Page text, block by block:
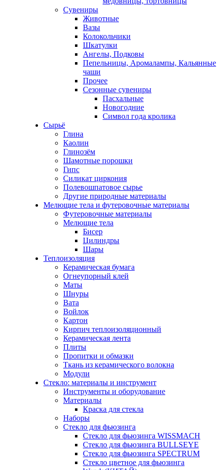
Сувениры
Животные
Вазы
Колокольчики
Шкатулки
Ангелы, Подковы
Пепельницы, Аромалампы, Кальянные
чаши
Прочее
Сезонные сувениры
Пасхальные
Новогодние
Символ года кролика
Сырьё
Глина
Каолин
Глинозём
Шамотные порошки
Гипс
Силикат циркония
Полевошпатовое сырье
Другие природные материалы
Мелющие тела и футеровочные материалы
Футеровочные материалы
Мелющие тела
Бисер
Цилиндры
Шары
Теплоизоляция
Керамическая бумага
Огнеупорный клей
Маты
Шнуры
Вата
Войлок
Картон
Кирпич теплоизоляционный
Керамическая лента
Плиты
Пропитки и обмазки
Ткань из керамического волокна
Модули
Стекло: материалы и инструмент
Инструменты и оборудование
Материалы
Краска для стекла
Наборы
Стекло для фьюзинга
Стекло для фьюзинга WISSMACH
Стекло для фьюзинга BULLSEYE
Стекло для фьюзинга SPECTRUM
Стекло цветное для фьюзинга